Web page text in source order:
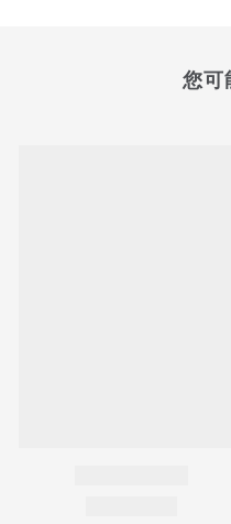
您可